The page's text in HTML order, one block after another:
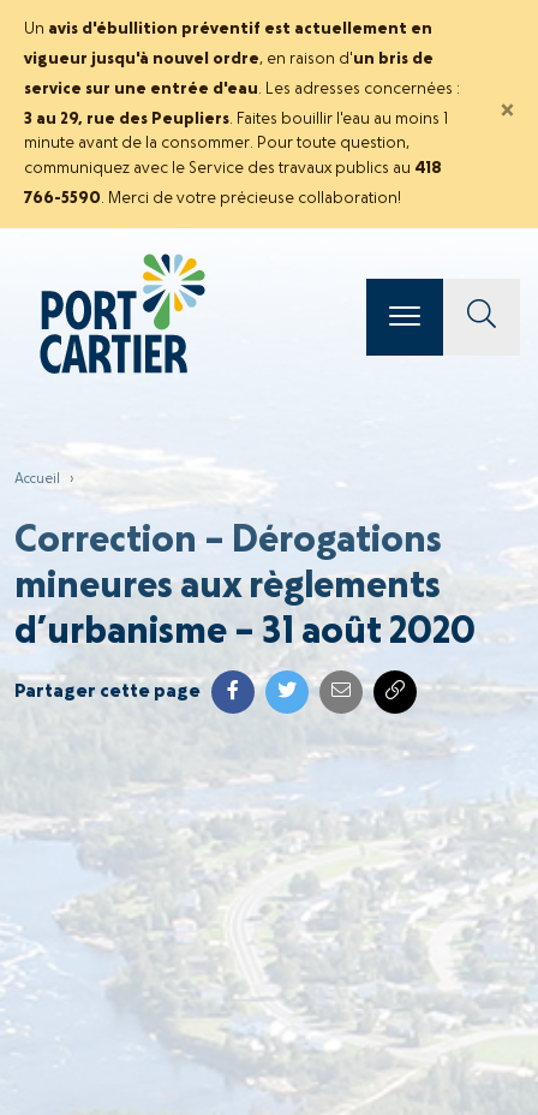
Un avis d'ébullition préventif est actuellement en
vigueur jusqu'à nouvel ordre, en raison d'un bris de
service sur une entrée d'eau. Les adresses concernées :
3 au 29, rue des Peupliers. Faites bouillir l'eau au moins 1
minute avant de la consommer. Pour toute question,
communiquez avec le Service des travaux publics au 418
766-5590. Merci de votre précieuse collaboration!
×
Accueil ›
Correction – Dérogations
mineures aux règlements
d’urbanisme – 31 août 2020
Partager cette page